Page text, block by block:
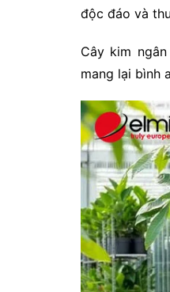
độc đáo và
Cây kim
mang lại bình